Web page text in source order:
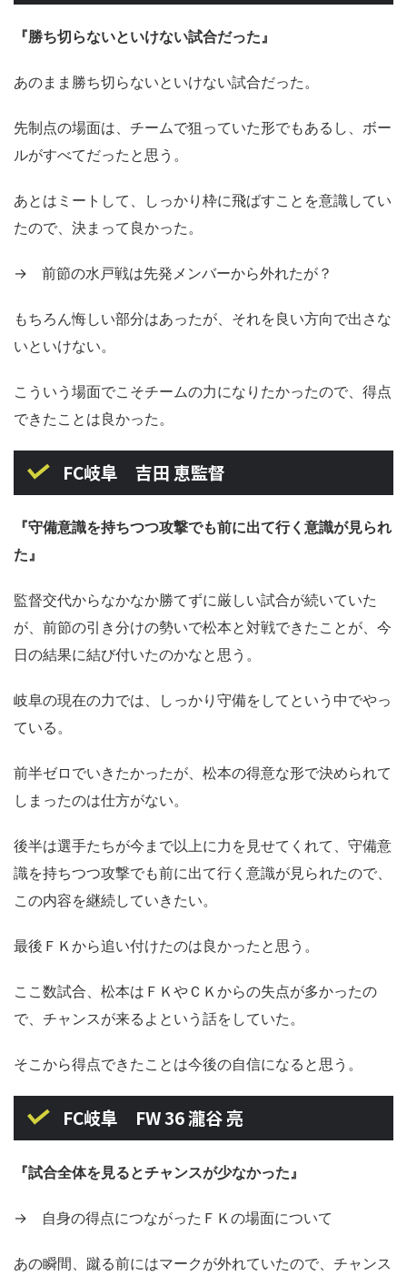
『勝ち切らないといけない試合だった』
あのまま勝ち切らないといけない試合だった。
先制点の場面は、チームで狙っていた形でもあるし、ボー
ルがすべてだったと思う。
あとはミートして、しっかり枠に飛ばすことを意識してい
たので、決まって良かった。
→ 前節の水戸戦は先発メンバーから外れたが？
もちろん悔しい部分はあったが、それを良い方向で出さな
いといけない。
こういう場面でこそチームの力になりたかったので、得点
できたことは良かった。
FC岐阜 吉田 恵監督
『守備意識を持ちつつ攻撃でも前に出て行く意識が見られ
た』
監督交代からなかなか勝てずに厳しい試合が続いていた
が、前節の引き分けの勢いで松本と対戦できたことが、今
日の結果に結び付いたのかなと思う。
岐阜の現在の力では、しっかり守備をしてという中でやっ
ている。
前半ゼロでいきたかったが、松本の得意な形で決められて
しまったのは仕方がない。
後半は選手たちが今まで以上に力を見せてくれて、守備意
識を持ちつつ攻撃でも前に出て行く意識が見られたので、
この内容を継続していきたい。
最後ＦＫから追い付けたのは良かったと思う。
ここ数試合、松本はＦＫやＣＫからの失点が多かったの
で、チャンスが来るよという話をしていた。
そこから得点できたことは今後の自信になると思う。
FC岐阜 FW 36 瀧谷 亮
『試合全体を見るとチャンスが少なかった』
→ 自身の得点につながったＦＫの場面について
あの瞬間、蹴る前にはマークが外れていたので、チャンス